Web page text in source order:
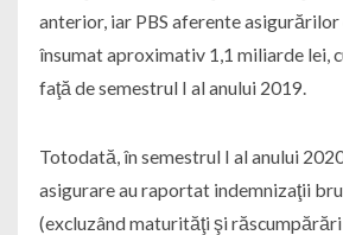
anterior, iar PBS aferente asigurărilor
însumat aproximativ 1,1 miliarde lei,
faţă de semestrul I al anului 2019.
Totodată, în semestrul I al anului
asigurare au raportat indemnizaţii
(excluzând maturităţi şi